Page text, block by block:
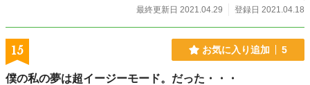
最終更新日 2021.04.29
登録日 2021.04.18
15 お気に入り追加 5
僕の私の夢は超イージーモード。だった・・・